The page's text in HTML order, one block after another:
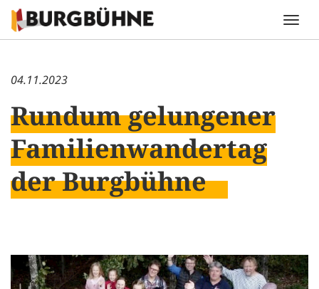
04.11.2023
Rundum gelungener
Familienwandertag
der Burgbühne